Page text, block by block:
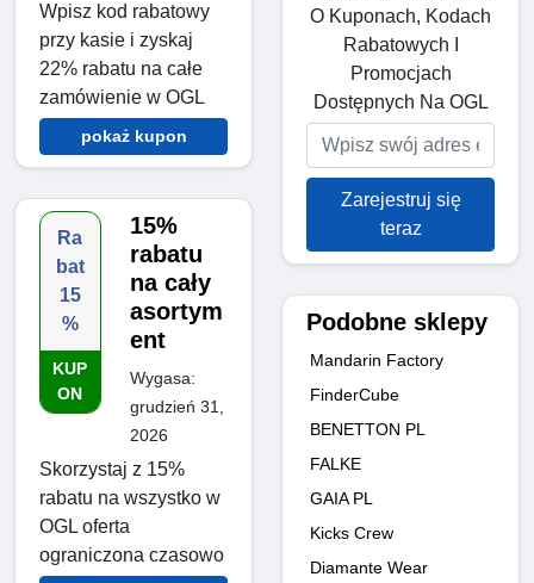
Wpisz kod rabatowy
przy kasie i zyskaj
22% rabatu na całe
zamówienie w OGL
pokaż kupon
Ra
bat
15
%
KUP
ON
15%
rabatu
na cały
asortym
ent
Wygasa:
grudzień 31,
2026
Skorzystaj z 15%
rabatu na wszystko w
OGL oferta
ograniczona czasowo
O Kuponach, Kodach
Rabatowych I
Promocjach
Dostępnych Na OGL
Zarejestruj się
teraz
Podobne sklepy
Mandarin Factory
FinderCube
BENETTON PL
FALKE
GAIA PL
Kicks Crew
Diamante Wear